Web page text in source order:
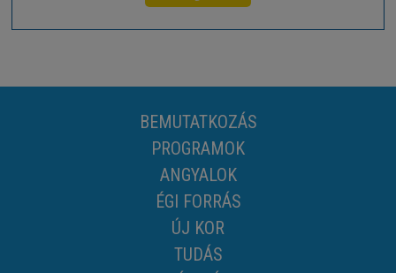
BEMUTATKOZÁS
PROGRAMOK
ANGYALOK
ÉGI FORRÁS
ÚJ KOR
TUDÁS